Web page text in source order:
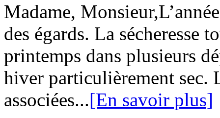
Madame,
des égards. La sécheresse
printemps dans plusieurs
hiver particulièrement sec.
associées...[En savoir plus]